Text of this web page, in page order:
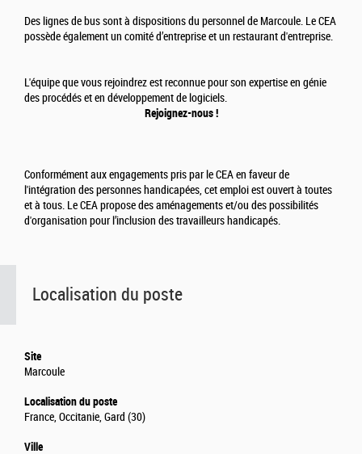
Des lignes de bus sont à dispositions du personnel de Marcoule. Le CEA
possède également un comité d’entreprise et un restaurant d'entreprise.
L'équipe que vous rejoindrez est reconnue pour son expertise en génie
des procédés et en développement de logiciels.
Rejoignez-nous !
Conformément aux engagements pris par le CEA en faveur de
l'intégration des personnes handicapées, cet emploi est ouvert à toutes
et à tous. Le CEA propose des aménagements et/ou des possibilités
d'organisation pour l’inclusion des travailleurs handicapés.
Localisation du poste
Site
Marcoule
Localisation du poste
France, Occitanie, Gard (30)
Ville